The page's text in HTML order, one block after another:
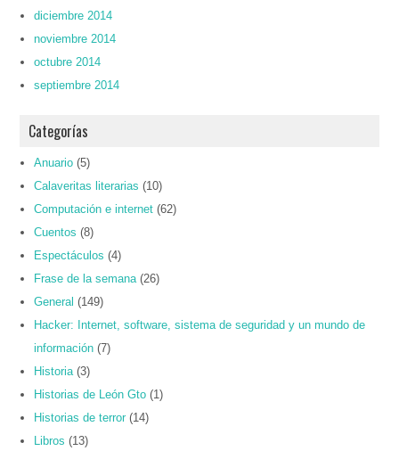
diciembre 2014
noviembre 2014
octubre 2014
septiembre 2014
Categorías
Anuario (5)
Calaveritas literarias (10)
Computación e internet (62)
Cuentos (8)
Espectáculos (4)
Frase de la semana (26)
General (149)
Hacker: Internet, software, sistema de seguridad y un mundo de
información (7)
Historia (3)
Historias de León Gto (1)
Historias de terror (14)
Libros (13)